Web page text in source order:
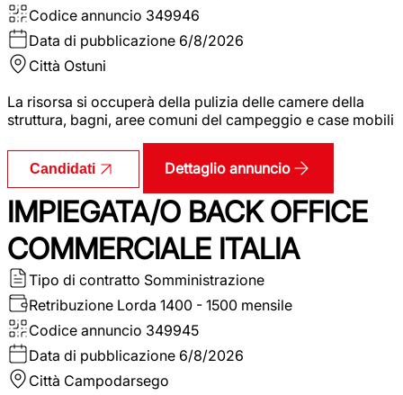
Codice annuncio 349946
Data di pubblicazione 6/8/2026
Città Ostuni
La risorsa si occuperà della pulizia delle camere della
struttura, bagni, aree comuni del campeggio e case mobili
Candidati Dettaglio annuncio
IMPIEGATA/O BACK OFFICE
COMMERCIALE ITALIA
Tipo di contratto Somministrazione
Retribuzione Lorda 1400 - 1500 mensile
Codice annuncio 349945
Data di pubblicazione 6/8/2026
Città Campodarsego